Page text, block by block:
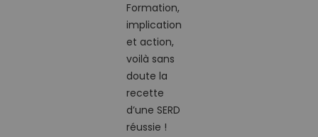
Formation,
implication
et action,
voilà sans
doute la
recette
d’une SERD
réussie !